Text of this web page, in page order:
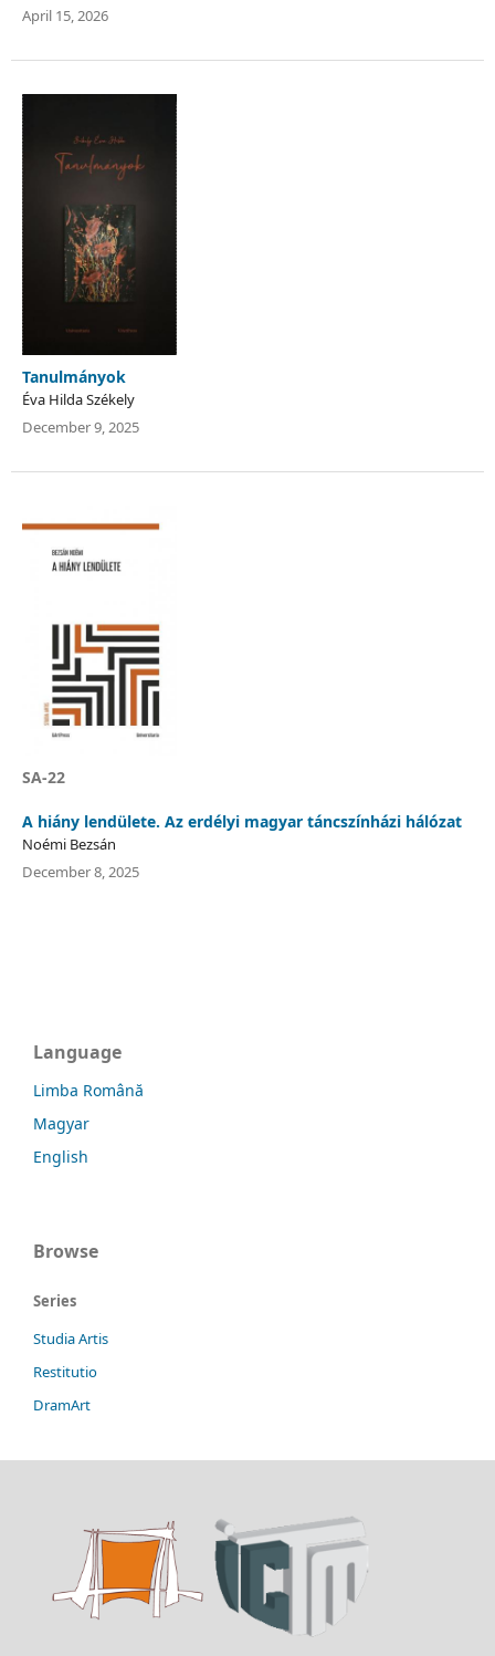
April 15, 2026
Tanulmányok
Éva Hilda Székely
December 9, 2025
SA-22
A hiány lendülete. Az erdélyi magyar táncszínházi hálózat
Noémi Bezsán
December 8, 2025
Language
Limba Română
Magyar
English
Browse
Series
Studia Artis
Restitutio
DramArt